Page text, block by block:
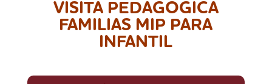
VISITA PEDAGÓGICA
FAMILIAS MIP PARA
INFANTIL